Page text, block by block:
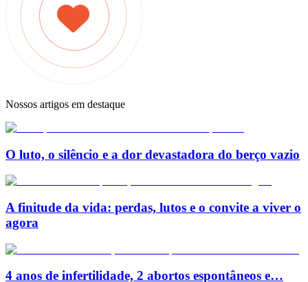
Nossos artigos em destaque
O luto, o silêncio e a dor devastadora do berço vazio
A finitude da vida: perdas, lutos e o convite a viver o
agora
4 anos de infertilidade, 2 abortos espontâneos e…